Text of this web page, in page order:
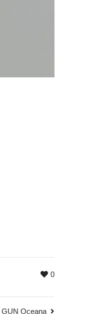
0
Oceana